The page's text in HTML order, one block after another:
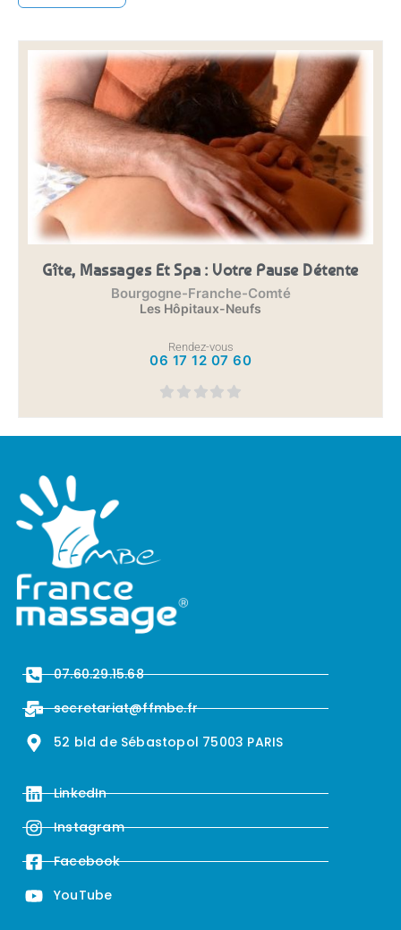
Gîte, Massages Et Spa : Votre Pause Détente
Bourgogne-Franche-Comté
Les Hôpitaux-Neufs
Rendez-vous
06 17 12 07 60
07.60.29.15.68
secretariat@ffmbe.fr
52 bld de Sébastopol 75003 PARIS
LinkedIn
Instagram
Facebook
YouTube